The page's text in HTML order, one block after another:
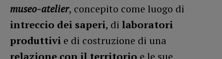
museo-atelier, concepito come luogo di
intreccio dei saperi, di laboratori
produttivi e di costruzione di una
relazione con il territorio e le sue